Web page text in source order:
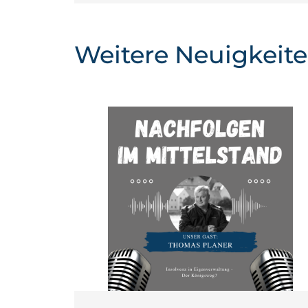
Weitere